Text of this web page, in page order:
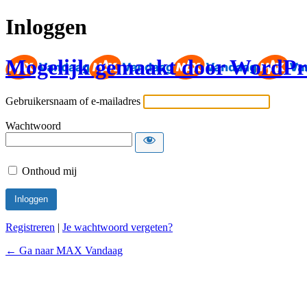
Inloggen
Mogelijk gemaakt door
Gebruikersnaam of e-mailadres
Wachtwoord
Onthoud mij
Registreren | Je wachtwoord vergeten?
← Ga naar MAX Vandaag